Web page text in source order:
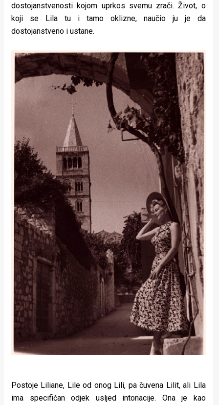
dostojanstvenosti kojom uprkos svemu zrači. Život, o
koji se Lila tu i tamo oklizne, naučio ju je da
dostojanstveno i ustane.
Postoje Liliane, Lile od onog Lili, pa čuvena Lilit, ali Lila
ima specifičan odjek usljed intonacije. Ona je kao